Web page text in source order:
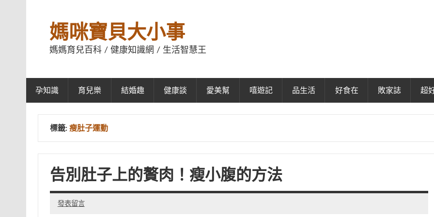
媽咪寶貝大小事
媽媽育兒百科 / 健康知識網 / 生活智慧王
孕知識 育兒樂 結婚趣 健康談 愛美幫 嘻遊記 品生活 好食在 敗家誌 超
標籤: 瘦肚子運動
告別肚子上的贅肉！瘦小腹的方法
發表留言